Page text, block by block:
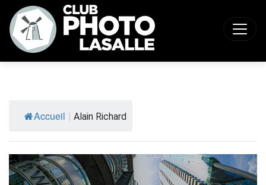
Accueil | Alain Richard